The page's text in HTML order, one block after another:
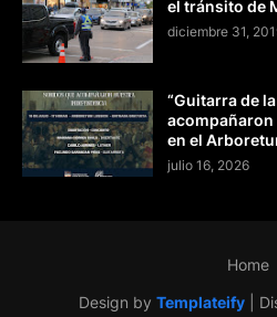
el tránsito de
diciembre 31,
“Guitarra de
acompañaron
en el
julio 16, 2026
Design by Templateify|
Home